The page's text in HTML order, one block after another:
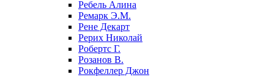
Ребель Алина
Ремарк Э.М.
Рене Декарт
Рерих Николай
Робертс Г.
Розанов В.
Рокфеллер Джон